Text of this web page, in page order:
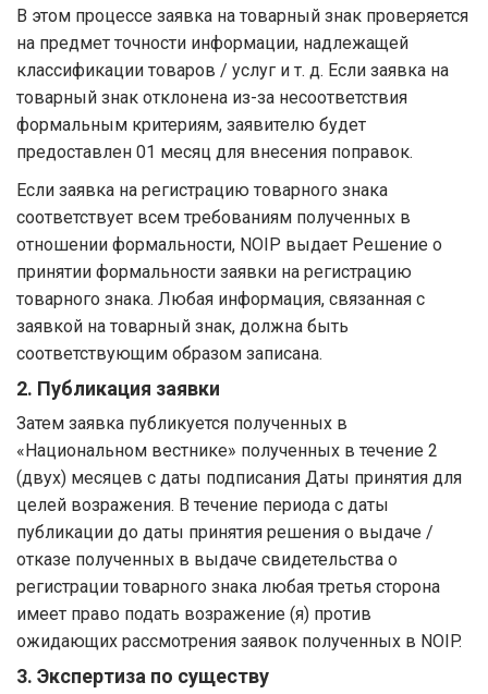
В этом процессе заявка на товарный знак проверяется
на предмет точности информации, надлежащей
классификации товаров / услуг и т. д. Если заявка на
товарный знак отклонена из-за несоответствия
формальным критериям, заявителю будет
предоставлен 01 месяц для внесения поправок.
Если заявка на регистрацию товарного знака
соответствует всем требованиям полученных в
отношении формальности, NOIP выдает Решение о
принятии формальности заявки на регистрацию
товарного знака. Любая информация, связанная с
заявкой на товарный знак, должна быть
соответствующим образом записана.
2. Публикация заявки
Затем заявка публикуется полученных в
«Национальном вестнике» полученных в течение 2
(двух) месяцев с даты подписания Даты принятия для
целей возражения. В течение периода с даты
публикации до даты принятия решения о выдаче /
отказе полученных в выдаче свидетельства о
регистрации товарного знака любая третья сторона
имеет право подать возражение (я) против
ожидающих рассмотрения заявок полученных в NOIP.
3. Экспертиза по существу